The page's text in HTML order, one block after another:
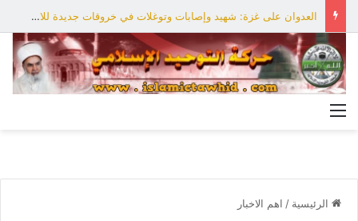
العدوان على غزة: شهيد وإصابات وتوغلات في خروقات جديدة للاحتلال
الرئيسية / اهم الاخبار